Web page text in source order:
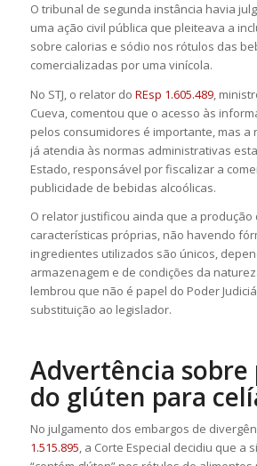
O tribunal de segunda instância havia
uma ação civil pública que pleiteava a
sobre calorias e sódio nos rótulos das
comercializadas por uma vinícola.
No STJ, o relator do REsp 1.605.489,
Cueva, comentou que o acesso às
pelos consumidores é importante, mas a
já atendia às normas administrativas
Estado, responsável por fiscalizar a
publicidade de bebidas alcoólicas.
O relator justificou ainda que a produção
características próprias, não havendo
ingredientes utilizados são únicos,
armazenagem e de condições da
lembrou que não é papel do Poder
substituição ao legislador.
Advertência sobre
do glúten para
No julgamento dos embargos de
1.515.895, a Corte Especial decidiu que a